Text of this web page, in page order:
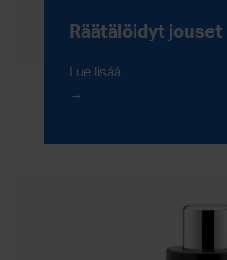
Räätälöidyt jouset
Lue lisää